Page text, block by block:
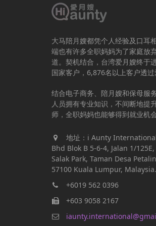
大马陪月嫂都凭个人经验及口耳
端也有许多全职妈妈为了家庭放
道。契机结合，台湾爱月嫂终于
国家客户，6,876名以上客户透过
结合电子商务、陪月嫂和保母服
人员拥有专业知识，不间断地提
师，全职妈妈也能够得到就业机
地址：i Aunty
Bhd Blok B 5-6-4, Jalan 1/
Salak Park, Taman Desa
57100 Kuala Lumpur, Malaysia.
+6019 562 0396
+603 9058 2167